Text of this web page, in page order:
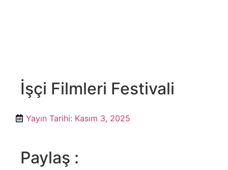
İşçi Filmleri Festivali
Yayın Tarihi: Kasım 3, 2025
Paylaş :